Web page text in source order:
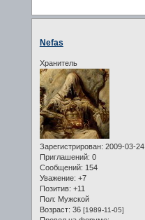
Nefas
Хранитель
Зарегистрирован: 2009-03-24
Приглашений: 0
Сообщений: 154
Уважение: +7
Позитив: +11
Пол: Мужской
Возраст: 36 [1989-11-05]